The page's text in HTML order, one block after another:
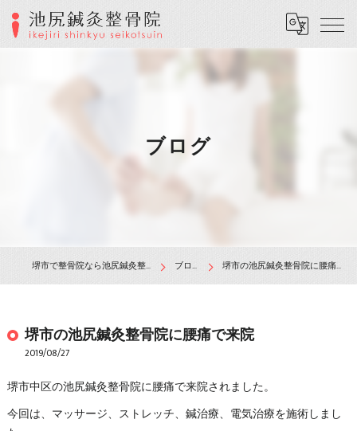
ブログ
堺市で整骨院なら池尻鍼灸整骨院 ブログ 堺市の池尻鍼灸整骨院に腰痛で来院
堺市の池尻鍼灸整骨院に腰痛で来院
2019/08/27
堺市中区の池尻鍼灸整骨院に腰痛で来院されました。
今回は、マッサージ、ストレッチ、鍼治療、電気治療を施術しまし